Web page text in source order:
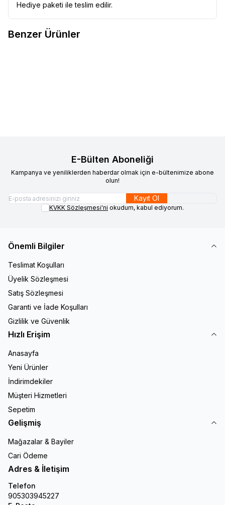
Hediye paketi ile teslim edilir.
Benzer Ürünler
E-Bülten Aboneliği
Kampanya ve yeniliklerden haberdar olmak için e-bültenimize abone
olun!
Kayıt Ol
KVKK Sözleşmesi'ni okudum, kabul ediyorum.
Önemli Bilgiler
Teslimat Koşulları
Üyelik Sözleşmesi
Satış Sözleşmesi
Garanti ve İade Koşulları
Gizlilik ve Güvenlik
Hızlı Erişim
Anasayfa
Yeni Ürünler
İndirimdekiler
Müşteri Hizmetleri
Sepetim
Gelişmiş
Mağazalar & Bayiler
Cari Ödeme
Adres & İletişim
Telefon
905303945227